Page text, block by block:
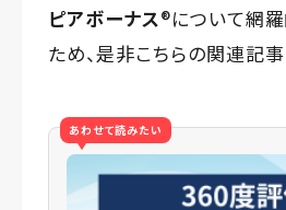
ピアボーナス®️について網
ため、是非こちらの関連記事
あわせて読みたい